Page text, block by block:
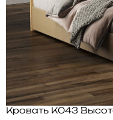
Кровать K043